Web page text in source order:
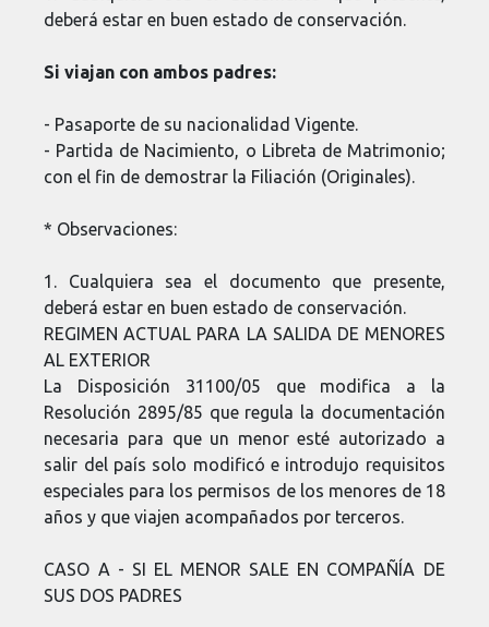
deberá estar en buen estado de conservación.
Si viajan con ambos padres:
- Pasaporte de su nacionalidad Vigente.
- Partida de Nacimiento, o Libreta de Matrimonio;
con el fin de demostrar la Filiación (Originales).
* Observaciones:
1. Cualquiera sea el documento que presente,
deberá estar en buen estado de conservación.
REGIMEN ACTUAL PARA LA SALIDA DE MENORES
AL EXTERIOR
La Disposición 31100/05 que modifica a la
Resolución 2895/85 que regula la documentación
necesaria para que un menor esté autorizado a
salir del país solo modificó e introdujo requisitos
especiales para los permisos de los menores de 18
años y que viajen acompañados por terceros.
CASO A - SI EL MENOR SALE EN COMPAÑÍA DE
SUS DOS PADRES